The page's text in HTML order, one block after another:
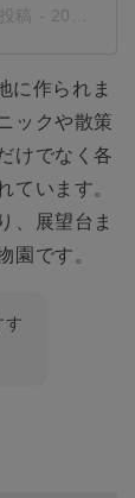
稿 - 2020年 4月月9日午前8時21分PDT
に作られま
ックや散策
けでなく各
ています。
、展望台ま
園です。
す